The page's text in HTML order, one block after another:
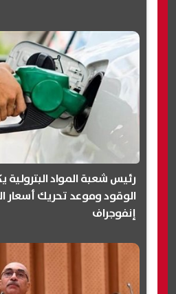
رئيس شعبة المواد
الوقود وموعد تحريك أسعار
إنفوجراف